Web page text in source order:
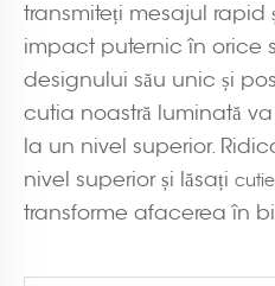
transmiteți mesajul
impact puternic în orice
designului său unic și
cutia noastră luminată
la un nivel superior.
nivel superior și lăsați
transforme afacerea în